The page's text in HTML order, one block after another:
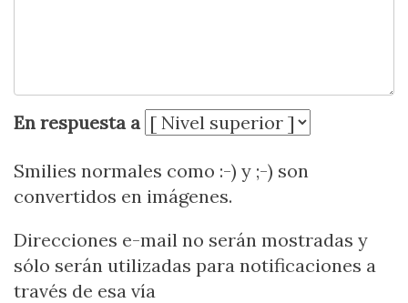
En respuesta a
Smilies normales como :-) y ;-) son
convertidos en imágenes.
Direcciones e-mail no serán mostradas y
sólo serán utilizadas para notificaciones a
través de esa vía